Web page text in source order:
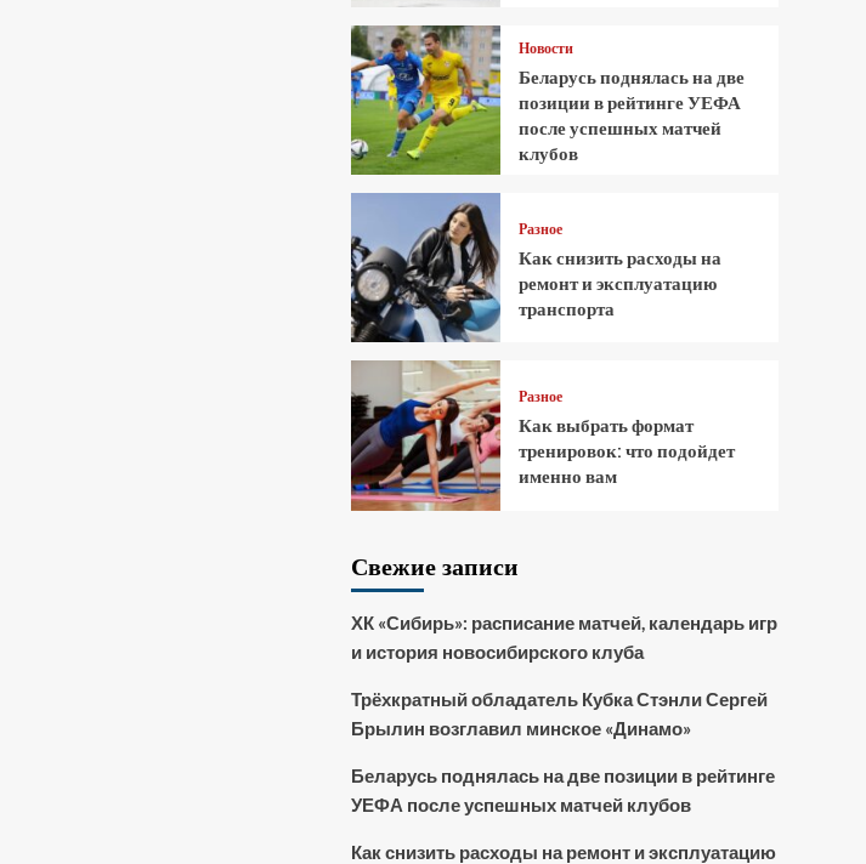
Новости
Беларусь поднялась на две
позиции в рейтинге УЕФА
после успешных матчей
клубов
Разное
Как снизить расходы на
ремонт и эксплуатацию
транспорта
Разное
Как выбрать формат
тренировок: что подойдет
именно вам
Свежие записи
ХК «Сибирь»: расписание матчей, календарь игр
и история новосибирского клуба
Трёхкратный обладатель Кубка Стэнли Сергей
Брылин возглавил минское «Динамо»
Беларусь поднялась на две позиции в рейтинге
УЕФА после успешных матчей клубов
Как снизить расходы на ремонт и эксплуатацию